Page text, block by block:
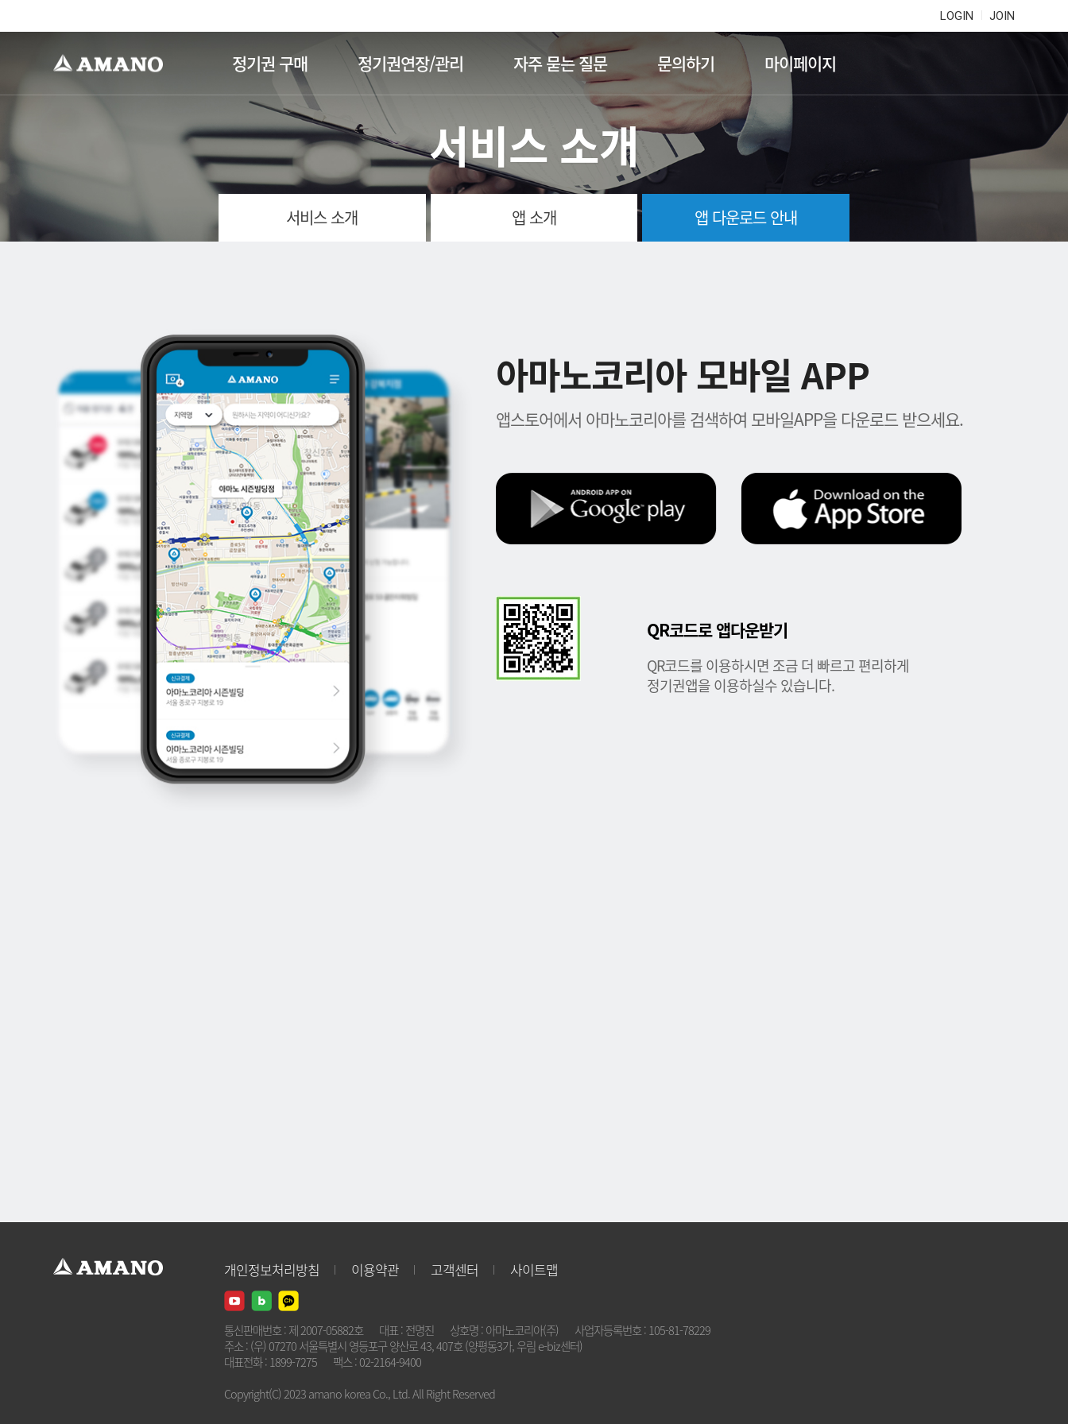
LOGIN JOIN
정기권 구매 정기권연장/관리 자주 묻는 질문 문의하기 마이페이지
서비스 소개
서비스 소개 앱 소개 앱 다운로드 안내
아마노코리아 모바일 APP
앱스토어에서 아마노코리아를 검색하여 모바일APP을 다운로드 받으세요.
QR코드로 앱다운받기
QR코드를 이용하시면 조금 더 빠르고 편리하게
정기권앱을 이용하실수 있습니다.
개인정보처리방침 이용약관 고객센터 사이트맵
통신판매번호 : 제 2007-05882호 대표 : 전명진 상호명 : 아마노코리아(주)
사업자등록번호 : 105-81-78229
주소 : (우) 07270 서울특별시 영등포구 양산로 43, 407호 (양평동3가, 우림 e-biz센터)
대표전화 : 1899-7275
팩스 : 02-2164-9400
Copyright(C) 2023 amano korea Co., Ltd. All Right Reserved